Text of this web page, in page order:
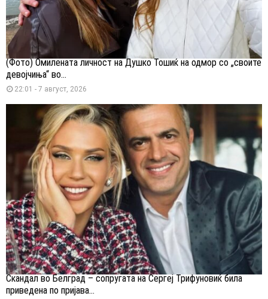
(Фото) Омилената личност на Душко Тошиќ на одмор со „своите
девојчиња“ во...
22:01 - 7 август, 2026
Скандал во Белград – сопругата на Сергеј Трифуновиќ била
приведена по пријава...